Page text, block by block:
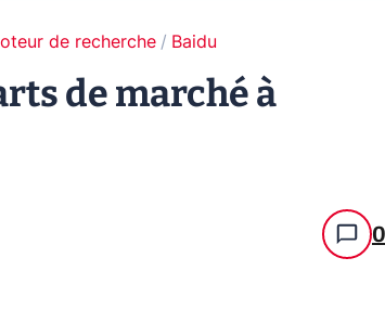
de recherche Baidu
de marché à
0